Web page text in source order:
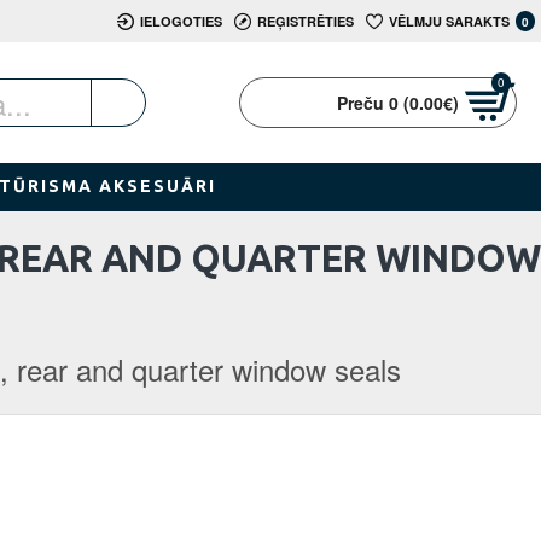
IELOGOTIES REĢISTRĒTIES VĒLMJU SARAKTS 0
Preču 0 (0.00€)
0
TŪRISMA AKSESUĀRI
and quarter window seals
AND QUARTER WINDOW